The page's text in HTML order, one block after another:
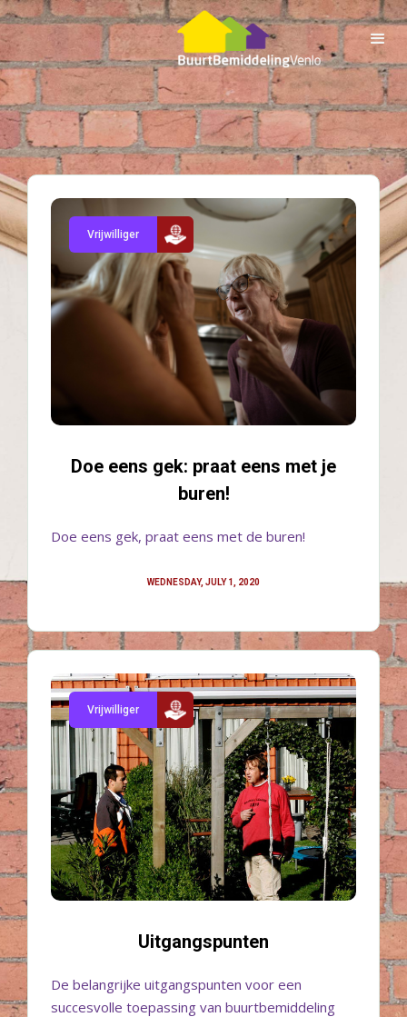
Vrijwilliger
Doe eens gek: praat eens met je
buren!
Doe eens gek, praat eens met de buren!
WEDNESDAY, JULY 1, 2020
Vrijwilliger
Uitgangspunten
De belangrijke uitgangspunten voor een
succesvolle toepassing van buurtbemiddeling